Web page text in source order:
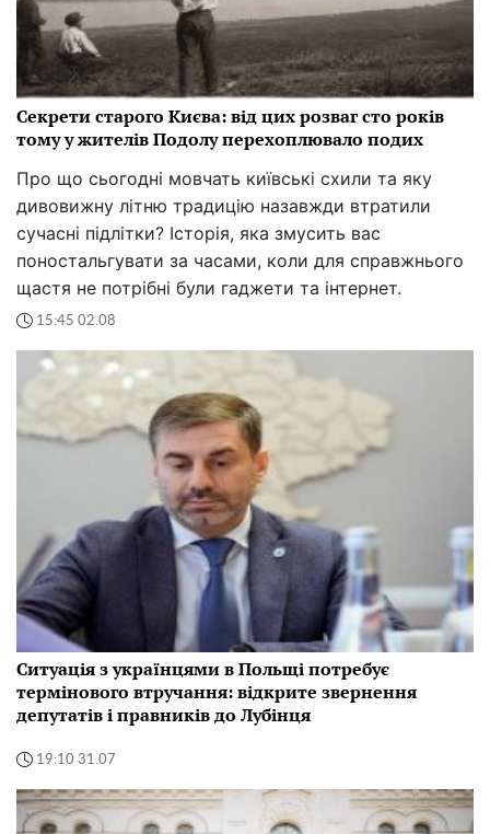
Секрети старого Києва: від цих розваг сто років
тому у жителів Подолу перехоплювало подих
Про що сьогодні мовчать київські схили та яку
дивовижну літню традицію назавжди втратили
сучасні підлітки? Історія, яка змусить вас
поностальгувати за часами, коли для справжнього
щастя не потрібні були гаджети та інтернет.
15:45 02.08
Ситуація з українцями в Польщі потребує
термінового втручання: відкрите звернення
депутатів і правників до Лубінця
19:10 31.07